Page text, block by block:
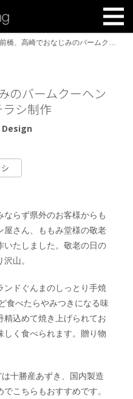
前橋、高崎でおなじみのバームクーヘン屋さんのチラシ制作
のバームクーヘン
シ制作
Design
らず県外のお客様からも
屋さん、ももみ堂様の敬老
いたしました。敬老の日の
山。
ンドぐんまのしっとり手焼
食べたらやみつきになる味
精込めて焼き上げられてお
しく食べられます。贈り物
十勝産あずき、国内製造
こちらもおすすめです。